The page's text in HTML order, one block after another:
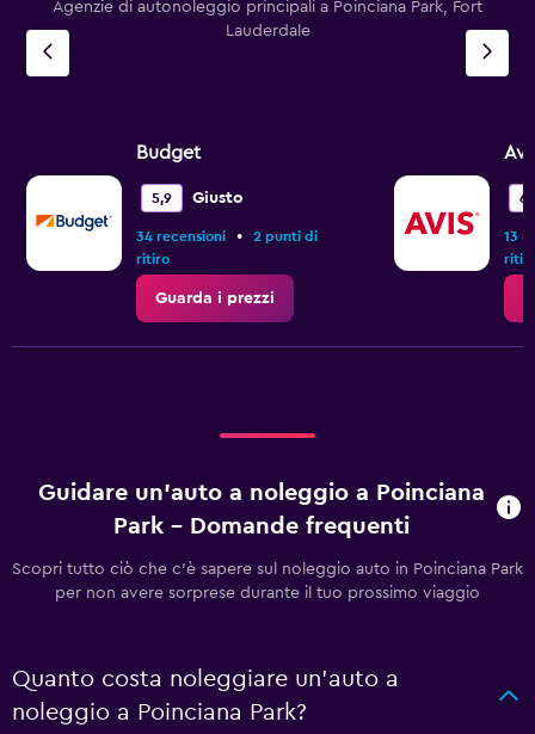
Agenzie di autonoleggio principali a Poinciana Park, Fort
Lauderdale
Budget
5,9 Giusto
34 recensioni •
2 punti di
ritiro
Guarda i prezzi
13
Guidare un'auto a noleggio a Poinciana
Park - Domande frequenti
Scopri tutto ciò che c'è sapere sul noleggio auto in Poinciana Park
per non avere sorprese durante il tuo prossimo viaggio
Quanto costa noleggiare un'auto a
noleggio a Poinciana Park?